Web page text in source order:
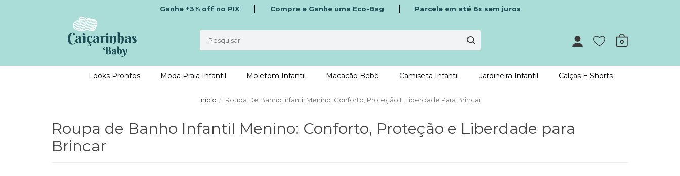
Ganhe +3% offno PIX Compre e Ganhe uma Eco-Bag Parcele em até 6x sem juros
0
Looks Prontos Moda Praia Infantil Moletom Infantil Macacão Bebê Camiseta Infantil Jardineira Infantil Calças E Shorts
Início Roupa De Banho Infantil Menino: Conforto, Proteção E Liberdade Para Brincar
Roupa de Banho Infantil Menino: Conforto, Proteção e Liberdade para
Brincar